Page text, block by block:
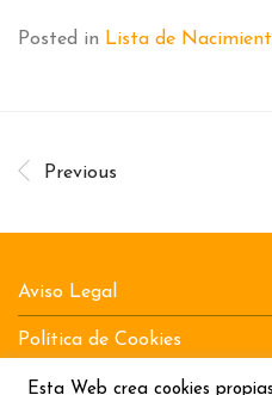
Posted in Lista de
Previous
Aviso Legal
Política de Cookies
Política de Privacidad
Esta Web crea cookies